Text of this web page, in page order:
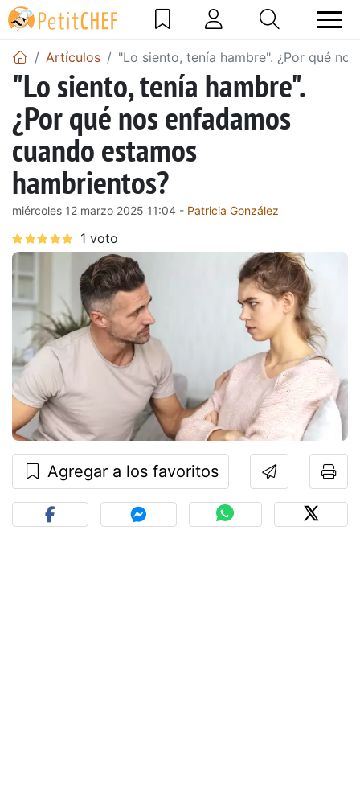
Artículos "Lo siento, tenía hambre". ¿Por qué
"Lo siento, tenía hambre".
¿Por qué nos enfadamos
cuando estamos
hambrientos?
miércoles 12 marzo 2025 11:04 - Patricia González
Agregar a los favoritos